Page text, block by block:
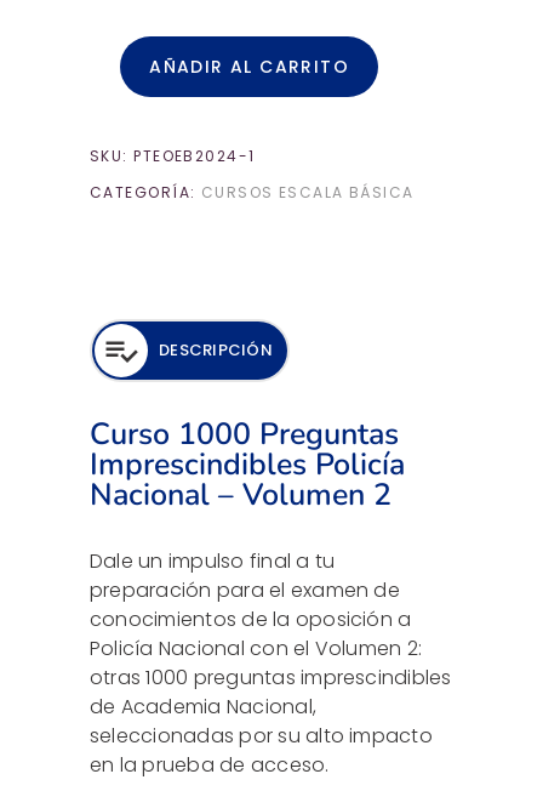
AÑADIR AL CARRITO
SKU:PTEOEB2024-1
CATEGORÍA: CURSOS ESCALA BÁSICA
DESCRIPCIÓN
Curso 1000 Preguntas
Imprescindibles Policía
Nacional – Volumen 2
Dale un impulso final a tu
preparación para el examen de
conocimientos de la oposición a
Policía Nacional con el Volumen 2:
otras 1000 preguntas imprescindibles
de Academia Nacional,
seleccionadas por su alto impacto
en la prueba de acceso.